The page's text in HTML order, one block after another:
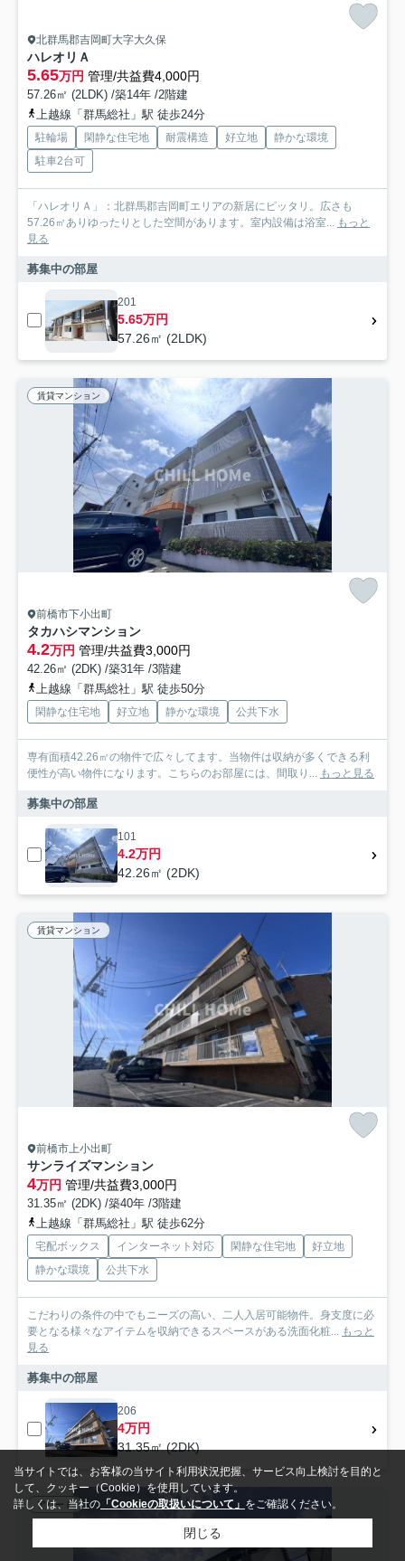
北群馬郡吉岡町大字大久保
ハレオリＡ
5.65万円 管理/共益費4,000円
57.26㎡ (2LDK) /築14年 /2階建
上越線「群馬総社」駅 徒歩24分
駐輪場 閑静な住宅地 耐震構造 好立地
静かな環境
駐車2台可
「ハレオリＡ」：北群馬郡吉岡町エリアの新居にピッタリ。広さも
57.26㎡ありゆったりとした空間があります。室内設備は浴室...
もっと
見る
募集中の部屋
201
5.65万円
57.26㎡ (2LDK)
賃貸マンション
前橋市下小出町
タカハシマンション
4.2万円 管理/共益費3,000円
42.26㎡ (2DK) /築31年 /3階建
上越線「群馬総社」駅 徒歩50分
閑静な住宅地 好立地 静かな環境 公共下水
専有面積42.26㎡の物件で広々してます。当物件は収納が多くできる利
便性が高い物件になります。こちらのお部屋には、間取り...
もっと見る
募集中の部屋
101
4.2万円
42.26㎡ (2DK)
賃貸マンション
前橋市上小出町
サンライズマンション
4万円 管理/共益費3,000円
31.35㎡ (2DK) /築40年 /3階建
上越線「群馬総社」駅 徒歩62分
宅配ボックス インターネット対応 閑静な住宅地
好立地
静かな環境
公共下水
こだわりの条件の中でもニーズの高い、二人入居可能物件。身支度に必
要となる様々なアイテムを収納できるスペースがある洗面化粧...
もっと
見る
募集中の部屋
206
4万円
31.35㎡ (2DK)
アパート
当サイトでは、お客様の当サイト利用状況把握、サービス向上検討を目的と
して、クッキー（Cookie）を使用しています。
詳しくは、当社の 「Cookieの取扱いについて」 をご確認ください。
閉じる